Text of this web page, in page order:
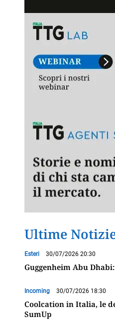
Ultime
Esteri 30/07/2026 20:30
Guggenheim Abu
Incoming 30/07/2026 18:30
Coolcation in Italia, le
SumUp